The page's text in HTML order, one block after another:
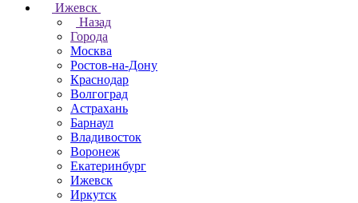
Ижевск
Назад
Города
Москва
Ростов-на-Дону
Краснодар
Волгоград
Астрахань
Барнаул
Владивосток
Воронеж
Екатеринбург
Ижевск
Иркутск